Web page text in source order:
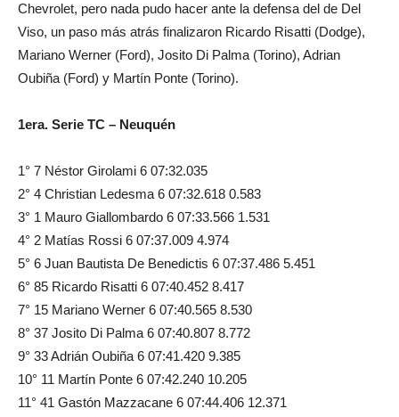
Chevrolet, pero nada pudo hacer ante la defensa del de Del
Viso, un paso más atrás finalizaron Ricardo Risatti (Dodge),
Mariano Werner (Ford), Josito Di Palma (Torino), Adrian
Oubiña (Ford) y Martín Ponte (Torino).
1era. Serie TC – Neuquén
1° 7 Néstor Girolami 6 07:32.035
2° 4 Christian Ledesma 6 07:32.618 0.583
3° 1 Mauro Giallombardo 6 07:33.566 1.531
4° 2 Matías Rossi 6 07:37.009 4.974
5° 6 Juan Bautista De Benedictis 6 07:37.486 5.451
6° 85 Ricardo Risatti 6 07:40.452 8.417
7° 15 Mariano Werner 6 07:40.565 8.530
8° 37 Josito Di Palma 6 07:40.807 8.772
9° 33 Adrián Oubiña 6 07:41.420 9.385
10° 11 Martín Ponte 6 07:42.240 10.205
11° 41 Gastón Mazzacane 6 07:44.406 12.371